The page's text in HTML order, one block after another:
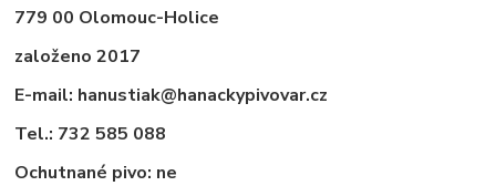
779 00 Olomouc-Holice
založeno 2017
E-mail: hanustiak@hanackypivovar.cz
Tel.: 732 585 088
Ochutnané pivo: ne